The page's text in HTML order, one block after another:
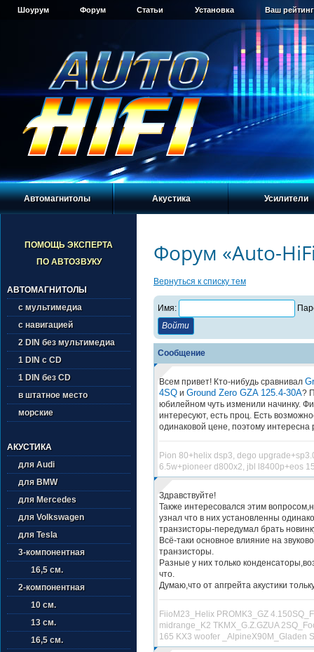
Шоурум Форум Статьи Установка Ваш
Автомагнитолы Акустика Усилители
ПОМОЩЬ ЭКСПЕРТА
ПО АВТОЗВУКУ
АВТОМАГНИТОЛЫ
с мультимедиа
с навигацией
2 DIN без мультимедиа
1 DIN с CD
1 DIN без CD
в штатное место
морские
АКУСТИКА
для Audi
для BMW
для Mercedes
для Volkswagen
для Tesla
3-компонентная
16,5 см.
2-компонентная
10 см.
13 см.
16,5 см.
Форум «Auto-
Вернуться к списку тем
Имя:
Сообщение
Всем привет! Кто-нибудь сравнивал
4SQи Ground Zero GZA 125.4-30A?
юбилейном чуть изменили начинку.
интересуют, есть проц. Есть
одинаковой цене, поэтому интересна
Pion 80+helix dsp3, dego
6.5w+pioneer d800х2, jbl l8400p+eos
Здравствуйте!
Также интересовался этим
узнал что в них установленны
транзисторы-передумал брать
Всё-таки основное влияние на
транзисторы.
Разные у них только
что.
Думаю,что от апгрейта акустики
FiioM23_Helix PROMK3_GZ
midrange_K2 TKMX_G.Z.GZUA
165 KX3 woofer _AlpineX90M_Gladen